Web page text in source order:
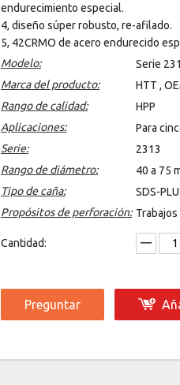
endurecimiento especial.
4, diseño súper robusto, re-afilado.
5, 42CRMO de acero endurecido
Modelo:
Serie
Marca del producto:
HTT ,
Rango de calidad:
HPP
Aplicaciones:
Para
Serie:
2313
Rango de diámetro:
40 a 75
Tipo de caña:
SDS-
Propósitos de perforación:
Cantidad:
Preguntar